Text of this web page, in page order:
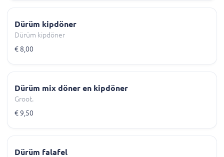
Dürüm kipdöner
Dürüm kipdöner
€ 8,00
Dürüm mix döner en kipdöner
Groot.
€ 9,50
Dürüm falafel